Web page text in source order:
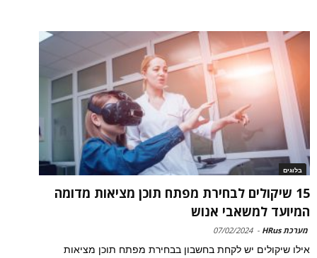
בלוגים
15 שיקולים לבחירת מפתח תוכן מציאות מדומה
המיועד למשאבי אנוש
מערכת HRus -
07/02/2024
אילו שיקולים יש לקחת בחשבון בבחירת מפתח תוכן מציאות